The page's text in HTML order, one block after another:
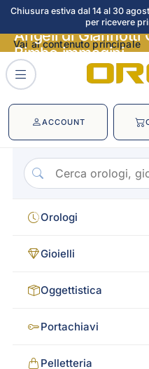
Chiusura estiva dal 14 al 30
per ricevere
Vai al contenuto principale
ACCOUNT
Orologi
Gioielli
Oggettistica
Portachiavi
Pelletteria
Angeli di Giannotti
Bimbo immagini